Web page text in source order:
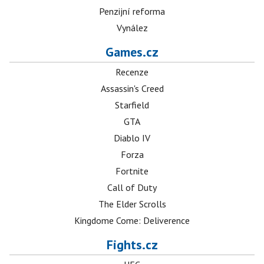
Penzijní reforma
Vynález
Games.cz
Recenze
Assassin's Creed
Starfield
GTA
Diablo IV
Forza
Fortnite
Call of Duty
The Elder Scrolls
Kingdome Come: Deliverence
Fights.cz